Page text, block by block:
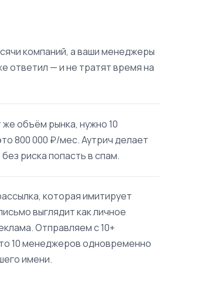
компаний, а ваши менеджеры
ответил — и не тратят время на
объём рынка, нужно 10
800 000 ₽/мес. Аутрич делает
риска попасть в спам.
которая имитирует
выглядит как личное
Отправляем с 10+
10 менеджеров одновременно
имени.